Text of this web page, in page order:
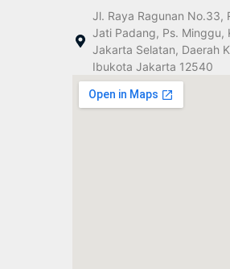
Jl. Raya Ragunan No.33,
Jati Padang, Ps. Minggu,
Jakarta Selatan, Daerah
Ibukota Jakarta 12540